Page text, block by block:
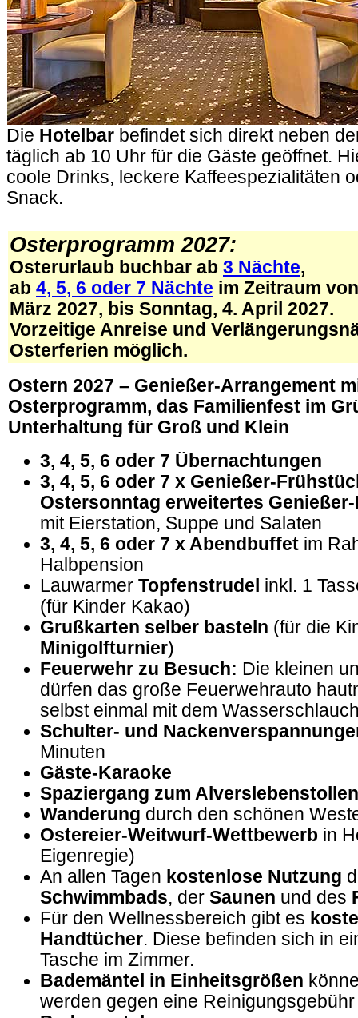
Die Hotelbar befindet sich direkt neben
täglich ab 10 Uhr für die Gäste geöffnet.
coole Drinks, leckere Kaffeespezialitäten
Snack.
Osterprogramm 2027:
Osterurlaub buchbar ab 3 Nächte,
ab 4, 5, 6 oder 7 Nächte im Zeitraum
März 2027, bis Sonntag, 4. April 2027.
Vorzeitige Anreise und
Osterferien möglich.
Ostern 2027 – Genießer-Arrangement
Osterprogramm, das Familienfest im
Unterhaltung für Groß und Klein
3, 4, 5, 6 oder 7 Übernachtungen
3, 4, 5, 6 oder 7 x Genießer-
Ostersonntag erweitertes
mit Eierstation, Suppe und Salaten
3, 4, 5, 6 oder 7 x Abendbuffet im
Halbpension
Lauwarmer Topfenstrudel inkl. 1
(für Kinder Kakao)
Grußkarten selber basteln (für die
Minigolfturnier)
Feuerwehr zu Besuch: Die kleinen
dürfen das große Feuerwehrauto
selbst einmal mit dem
Schulter- und
Minuten
Gäste-Karaoke
Spaziergang zum
Wanderung durch den schönen
Ostereier-Weitwurf-Wettbewerb in
Eigenregie)
An allen Tagen kostenlose Nutzung
Schwimmbads, der Saunen und des
Für den Wellnessbereich gibt es
Handtücher. Diese befinden sich in
Tasche im Zimmer.
Bademäntel in Einheitsgrößen
werden gegen eine